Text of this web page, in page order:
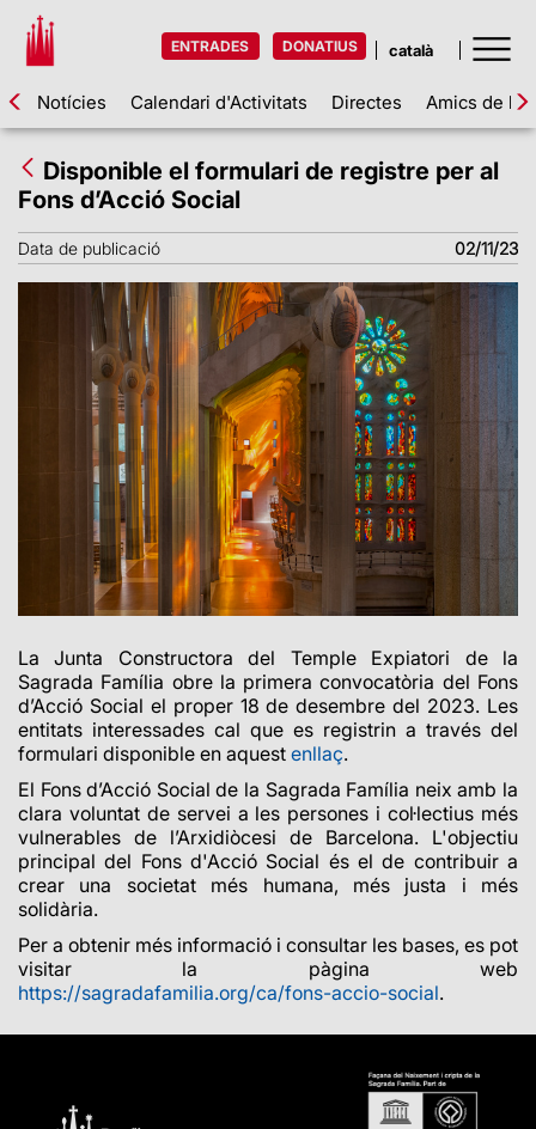
ENTRADES DONATIUS
Notícies Calendari d'Activitats Directes Amics de la
Disponible el formulari de registre per al
Fons d’Acció Social
Data de publicació 02/11/23
La Junta Constructora del Temple Expiatori de la
Sagrada Família obre la primera convocatòria del Fons
d’Acció Social el proper 18 de desembre del 2023. Les
entitats interessades cal que es registrin a través del
formulari disponible en aquest enllaç.
El Fons d’Acció Social de la Sagrada Família neix amb la
clara voluntat de servei a les persones i col·lectius més
vulnerables de l’Arxidiòcesi de Barcelona. L'objectiu
principal del Fons d'Acció Social és el de contribuir a
crear una societat més humana, més justa i més
solidària.
Per a obtenir més informació i consultar les bases, es pot
visitar la pàgina web
https://sagradafamilia.org/ca/fons-accio-social.